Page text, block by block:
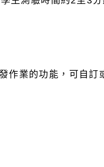
作業的功能，可自訂